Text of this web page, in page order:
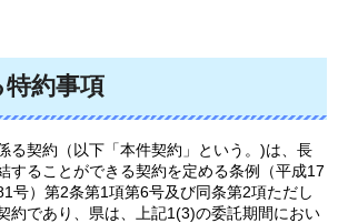
約事項
る契約（以下「本件契約」という。)は、長
することができる契約を定める条例（平成17
号）第2条第1項第6号及び同条第2項ただし
約であり、県は、上記1(3)の委託期間におい